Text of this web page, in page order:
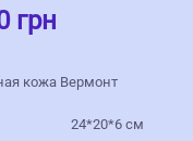
грн
кожа Вермонт
24*20*6 см